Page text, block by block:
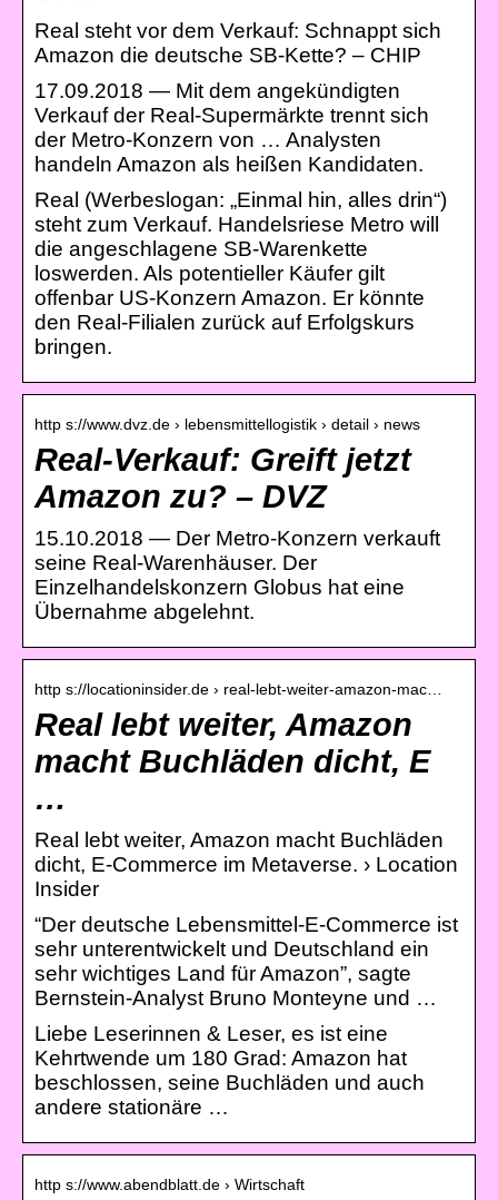
Real steht vor dem Verkauf: Schnappt sich
Amazon die deutsche SB-Kette? – CHIP
17.09.2018 — Mit dem angekündigten
Verkauf der Real-Supermärkte trennt sich
der Metro-Konzern von … Analysten
handeln Amazon als heißen Kandidaten.
Real (Werbeslogan: „Einmal hin, alles drin“)
steht zum Verkauf. Handelsriese Metro will
die angeschlagene SB-Warenkette
loswerden. Als potentieller Käufer gilt
offenbar US-Konzern Amazon. Er könnte
den Real-Filialen zurück auf Erfolgskurs
bringen.
http s://www.dvz.de › lebensmittellogistik › detail › news
Real-Verkauf: Greift jetzt
Amazon zu? – DVZ
15.10.2018 — Der Metro-Konzern verkauft
seine Real-Warenhäuser. Der
Einzelhandelskonzern Globus hat eine
Übernahme abgelehnt.
http s://locationinsider.de › real-lebt-weiter-amazon-mac…
Real lebt weiter, Amazon
macht Buchläden dicht, E
…
Real lebt weiter, Amazon macht Buchläden
dicht, E-Commerce im Metaverse. › Location
Insider
“Der deutsche Lebensmittel-E-Commerce ist
sehr unterentwickelt und Deutschland ein
sehr wichtiges Land für Amazon”, sagte
Bernstein-Analyst Bruno Monteyne und …
Liebe Leserinnen & Leser, es ist eine
Kehrtwende um 180 Grad: Amazon hat
beschlossen, seine Buchläden und auch
andere stationäre …
http s://www.abendblatt.de › Wirtschaft